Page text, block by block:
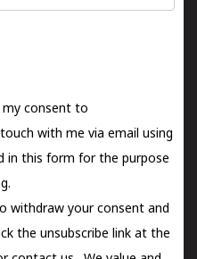
my consent to
with me via email using
in this form for the purpose
withdraw your consent and
the unsubscribe link at the